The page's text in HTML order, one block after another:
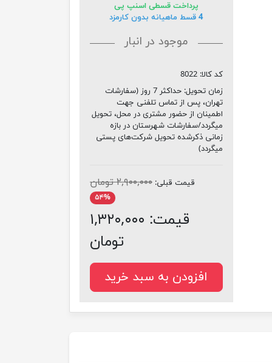
پرداخت قسطی اسنپ پی
4 قسط ماهیانه بدون کارمزد
موجود در انبار
کد کالا: 8022
زمان تحویل:
حداکثر 7 روز (سفارشات
تهران، پس از تماس تلفنی جهت
اطمینان از حضور مشتری در محل، تحویل
میگردد/سفارشات شهرستان در بازه
زمانی ذکرشده تحویل شرکت‌های پستی
میگردد)
قیمت قبلی: ۲,۹۰۰,۰۰۰ تومان
۵۴%
قیمت: ۱,۳۲۰,۰۰۰
تومان
افزودن به سبد خرید